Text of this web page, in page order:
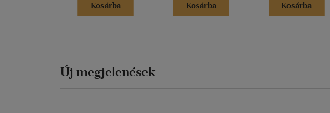
Kosárba
Kosárba
Kosárba
Új megjelenések